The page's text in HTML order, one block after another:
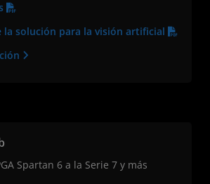
la solución para la visión artificial
Spartan 6 a la Serie 7 y más